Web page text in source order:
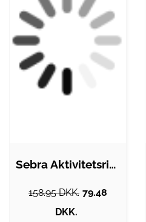
Sebra Aktivitetsring m. Ophæng -…
158.95 DKK. 79.48
DKK.